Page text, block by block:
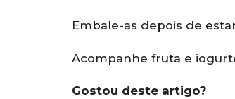
Embale-as depois de
Acompanhe fruta e
Gostou deste artigo?